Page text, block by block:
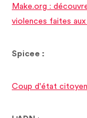
Make.org :
violences faites
Spicee :
Coup d'état citoyen